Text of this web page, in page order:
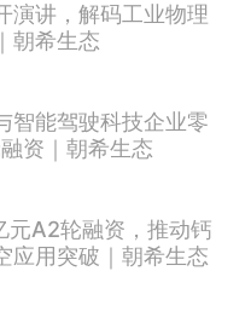
演讲，解码工业物理
朝希生态
智能驾驶科技企业零
资｜朝希生态
元A2轮融资，推动钙
应用突破｜朝希生态